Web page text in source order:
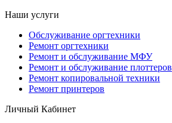
Наши услуги
Обслуживание оргтехники
Ремонт оргтехники
Ремонт и обслуживание МФУ
Ремонт и обслуживание плоттеров
Ремонт копировальной техники
Ремонт принтеров
Личный Кабинет